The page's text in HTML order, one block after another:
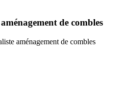
de combles
aménagement de combles